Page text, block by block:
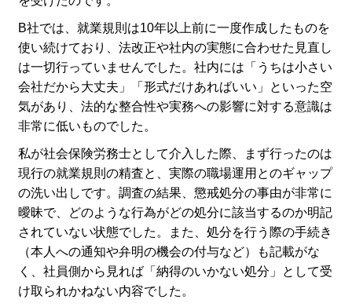
B社では、就業規則は10年以上前に一度作成したものを
使い続けており、法改正や社内の実態に合わせた見直し
は一切行っていませんでした。社内には「うちは小さい
会社だから大丈夫」「形式だけあればいい」といった空
気があり、法的な整合性や実務への影響に対する意識は
非常に低いものでした。
私が社会保険労務士として介入した際、まず行ったのは
現行の就業規則の精査と、実際の職場運用とのギャップ
の洗い出しです。調査の結果、懲戒処分の事由が非常に
曖昧で、どのような行為がどの処分に該当するのか明記
されていない状態でした。また、処分を行う際の手続き
（本人への通知や弁明の機会の付与など）も記載がな
く、社員側から見れば「納得のいかない処分」として受
け取られかねない内容でした。